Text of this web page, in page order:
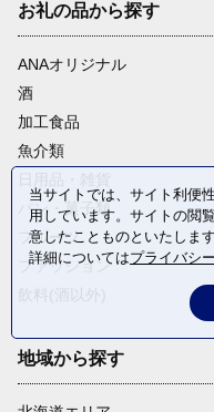
お礼の品から探す
ANAオリジナル
酒
加工食品
魚介類
パン・菓子類
フルーツ
ファッション
地域から探す
当サイトでは、サイト利便
用しています。サイトの閲
意したことものといたします
詳細についてはプライバシ